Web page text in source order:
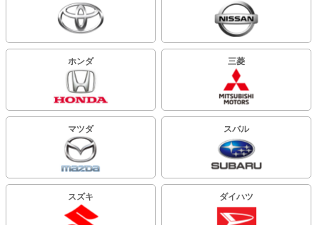
ホンダ 三菱
マツダ スバル
スズキ ダイハツ